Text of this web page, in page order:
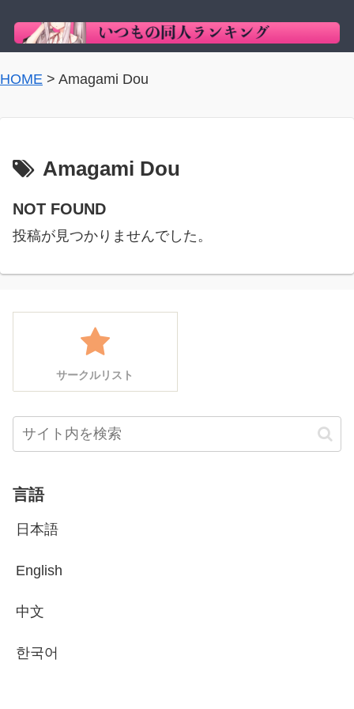
HOME > Amagami Dou
Amagami Dou
NOT FOUND
投稿が見つかりませんでした。
サークルリスト
言語
日本語
English
中文
한국어